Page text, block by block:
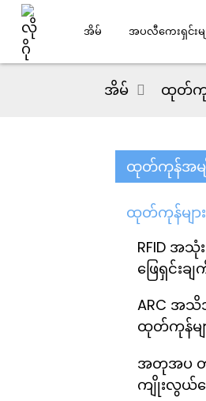
အိမ် အပလီကေးရှင်းမျ
အိမ် ထုတ်ကုန်
ထုတ်ကုန်အမျို
ထုတ်ကုန်များ
RFID အသုံး
ဖြေရှင်းချ
ARC အ
ထုတ်ကုန်မျ
အတုအပ တ
ကျိုးလွယ်